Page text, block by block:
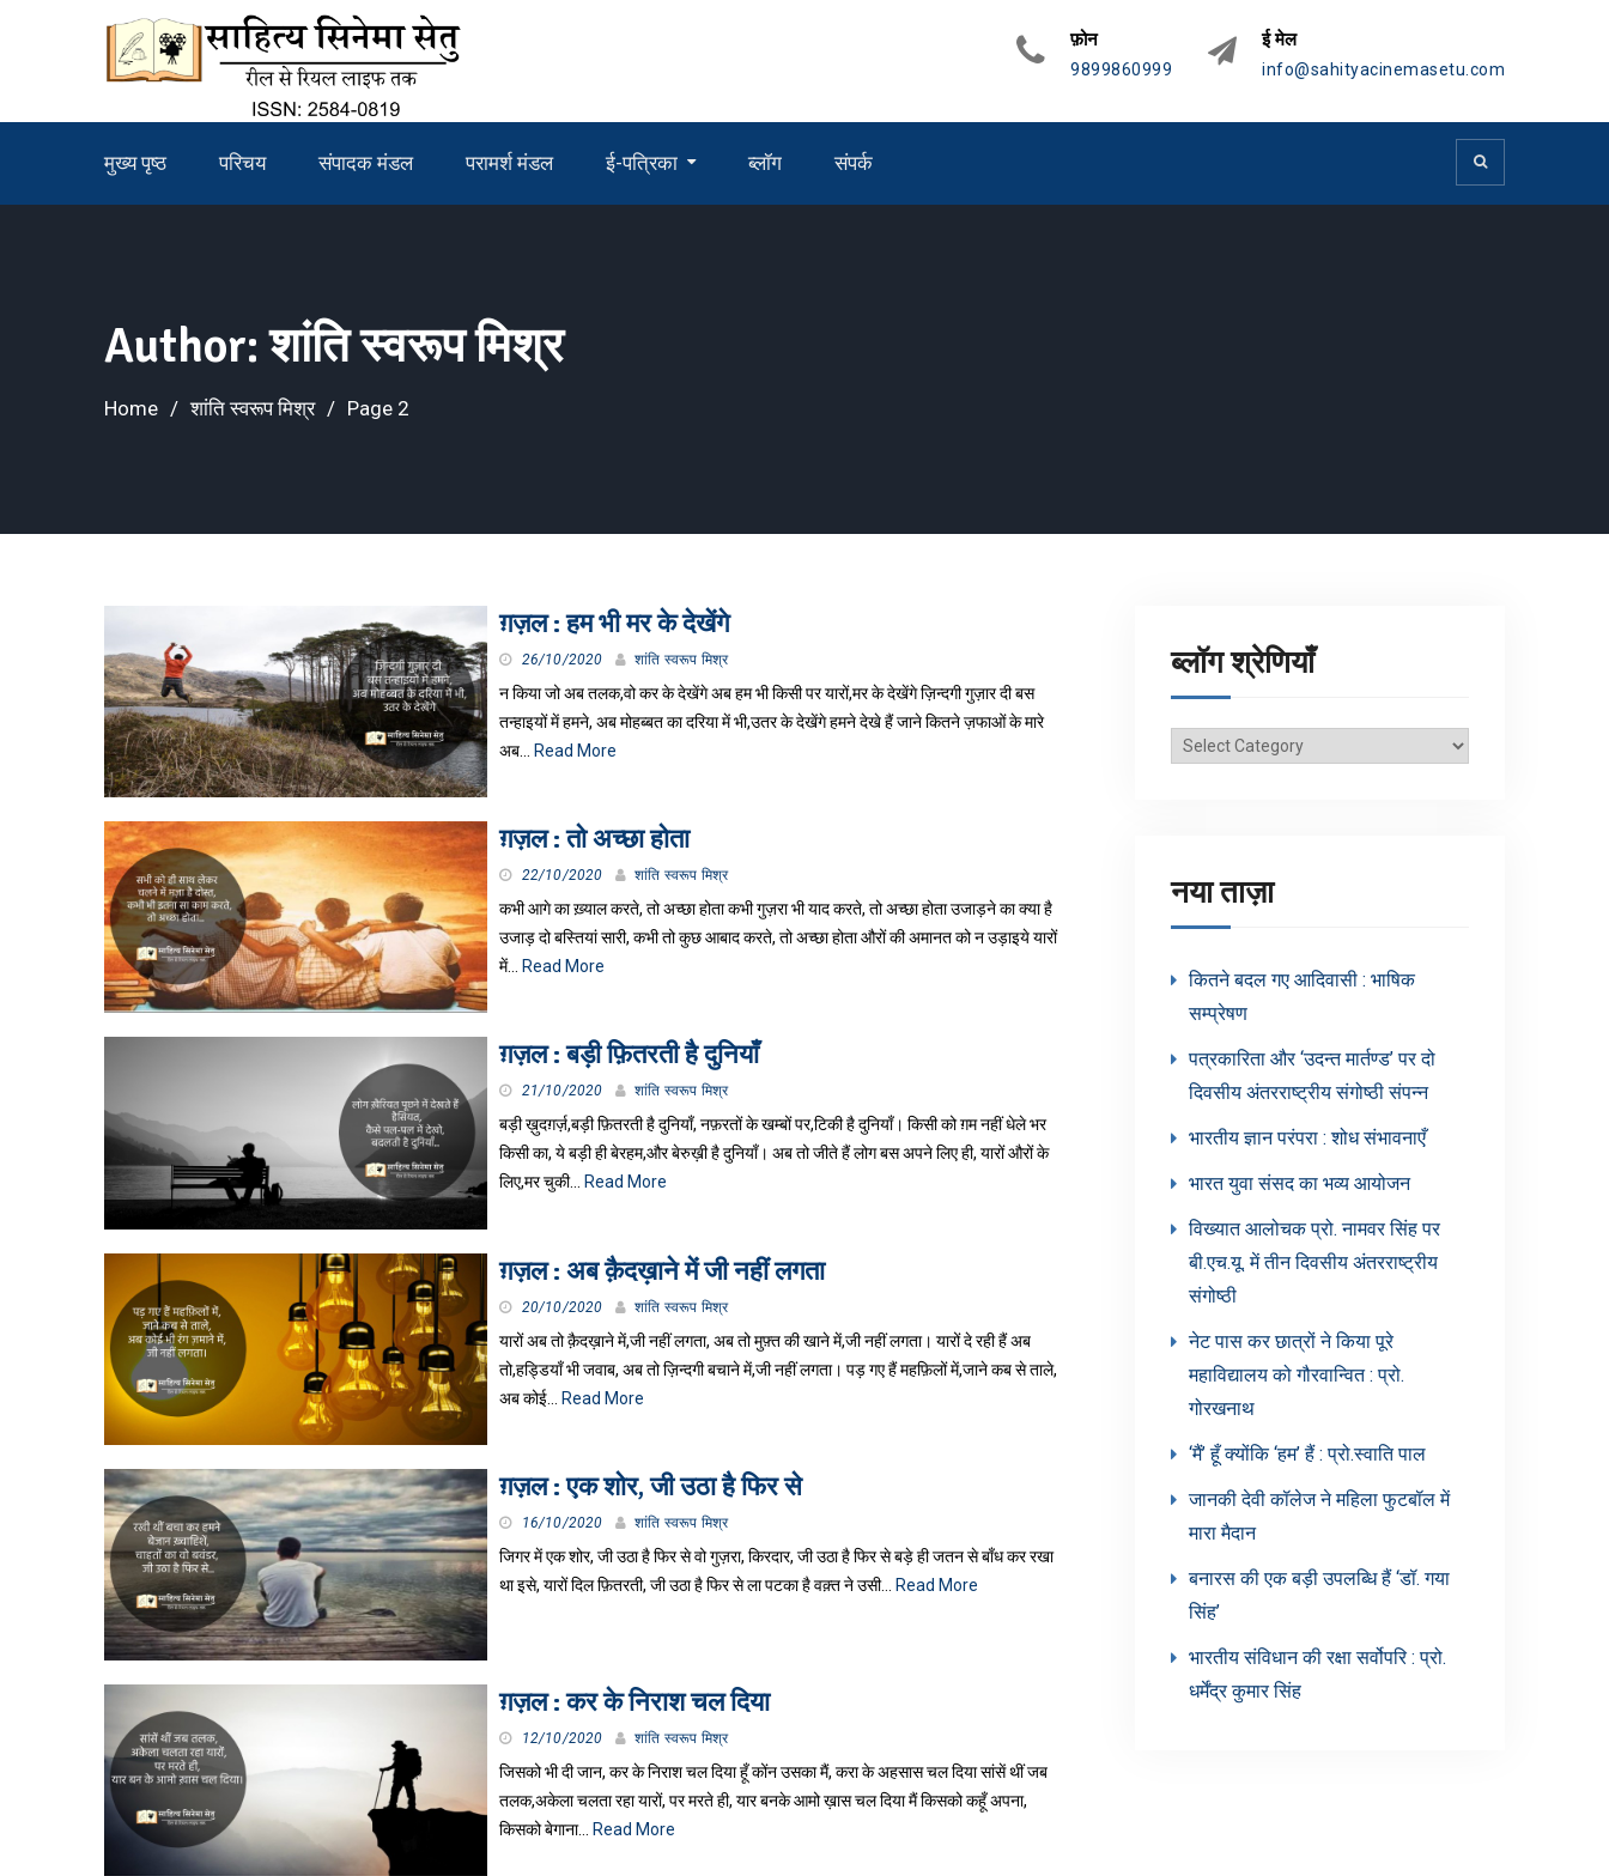
फ़ोन
9899860999
ई मेल
info@sahityacinemasetu.com
मुख्य पृष्ठ परिचय संपादक मंडल परामर्श मंडल ई-पत्रिका ब्लॉग संपर्क
Author:शांति स्वरूप मिश्र
Home शांति स्वरूप मिश्र Page 2
ग़ज़ल : हम भी मर के देखेंगे
26/10/2020 शांति स्वरूप मिश्र
न किया जो अब तलक,वो कर के देखेंगे अब हम भी किसी पर यारों,मर के देखेंगे ज़िन्दगी गुज़ार दी बस
तन्हाइयों में हमने, अब मोहब्बत का दरिया में भी,उतर के देखेंगे हमने देखे हैं जाने कितने ज़फाओं के मारे
अब…
Read More
ग़ज़ल : तो अच्छा होता
22/10/2020 शांति स्वरूप मिश्र
कभी आगे का ख़्याल करते, तो अच्छा होता कभी गुज़रा भी याद करते, तो अच्छा होता उजाड़ने का क्या है
उजाड़ दो बस्तियां सारी, कभी तो कुछ आबाद करते, तो अच्छा होता औरों की अमानत को न उड़ाइये यारों
में…
Read More
ग़ज़ल : बड़ी फ़ितरती है दुनियाँ
21/10/2020 शांति स्वरूप मिश्र
बड़ी ख़ुदग़र्ज़,बड़ी फ़ितरती है दुनियाँ, नफ़रतों के खम्बों पर,टिकी है दुनियाँ। किसी को ग़म नहीं धेले भर
किसी का, ये बड़ी ही बेरहम,और बेरुख़ी है दुनियाँ। अब तो जीते हैं लोग बस अपने लिए ही, यारों औरों के
लिए,मर चुकी… Read More
ग़ज़ल : अब क़ैदख़ाने में जी नहीं लगता
20/10/2020 शांति स्वरूप मिश्र
यारों अब तो क़ैदख़ाने में,जी नहीं लगता, अब तो मुफ़्त की खाने में,जी नहीं लगता। यारों दे रही हैं अब
तो,हड्डियाँ भी जवाब, अब तो ज़िन्दगी बचाने में,जी नहीं लगता। पड़ गए हैं महफ़िलों में,जाने कब से ताले,
अब कोई…Read More
ग़ज़ल : एक शोर, जी उठा है फिर से
16/10/2020 शांति स्वरूप मिश्र
जिगर में एक शोर, जी उठा है फिर से वो गुज़रा, किरदार, जी उठा है फिर से बड़े ही जतन से बाँध कर रखा
था इसे, यारों दिल फ़ितरती, जी उठा है फिर से ला पटका है वक़्त ने उसी…
Read More
ग़ज़ल : कर के निराश चल दिया
12/10/2020 शांति स्वरूप मिश्र
जिसको भी दी जान, कर के निराश चल दिया हूँ कोंन उसका मैं, करा के अहसास चल दिया सांसें थीं जब
तलक,अकेला चलता रहा यारों, पर मरते ही, यार बनके आमो ख़ास चल दिया मैं किसको कहूँ अपना,
किसको बेगाना…
Read More
ब्लॉग श्रेणियाँ
ब्लॉग
नया ताज़ा
कितने बदल गए आदिवासी : भाषिक
सम्प्रेषण
पत्रकारिता और ‘उदन्त मार्तण्ड’ पर दो
दिवसीय अंतरराष्ट्रीय संगोष्ठी संपन्न
भारतीय ज्ञान परंपरा : शोध संभावनाएँ
भारत युवा संसद का भव्य आयोजन
विख्यात आलोचक प्रो. नामवर सिंह पर
बी.एच.यू. में तीन दिवसीय अंतरराष्ट्रीय
संगोष्ठी
नेट पास कर छात्रों ने किया पूरे
महाविद्यालय को गौरवान्वित : प्रो.
गोरखनाथ
‘मैं’ हूँ क्योंकि ‘हम’ हैं : प्रो.स्वाति पाल
जानकी देवी कॉलेज ने महिला फुटबॉल में
मारा मैदान
बनारस की एक बड़ी उपलब्धि हैं ‘डॉ. गया
सिंह’
भारतीय संविधान की रक्षा सर्वोपरि : प्रो.
धर्मेंद्र कुमार सिंह